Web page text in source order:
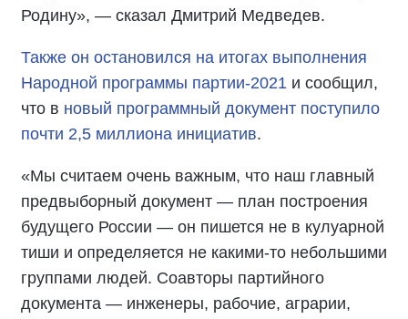
Родину», — сказал Дмитрий Медведев.
Также он остановился на итогах выполнения
Народной программы партии-2021 и сообщил,
что в новый программный документ поступило
почти 2,5 миллиона инициатив.
«Мы считаем очень важным, что наш главный
предвыборный документ — план построения
будущего России — он пишется не в кулуарной
тиши и определяется не какими-то небольшими
группами людей. Соавторы партийного
документа — инженеры, рабочие, аграрии,